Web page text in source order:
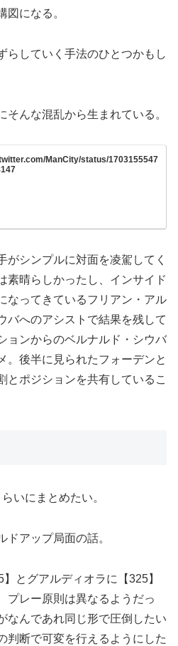
図になる。
らしていく手法のひとつかもし
そんな混乱から生まれている。
ManCity/status/1703155547
がシンプルに対面を凌駕してく
素晴らしかったし、インサイド
なってきているフリアン・アル
バへのアシストで結果を残して
ョンからのベルナルド・シウバ
。後半に見られたフォーデンと
とポジションを共有しているこ
いにまとめたい。
ドアップ局面の話。
とグアルディオラに【325】
プレー原則は異なるようだっ
なんであれ同じ形で圧倒したい
判断で可変を行えるようにした